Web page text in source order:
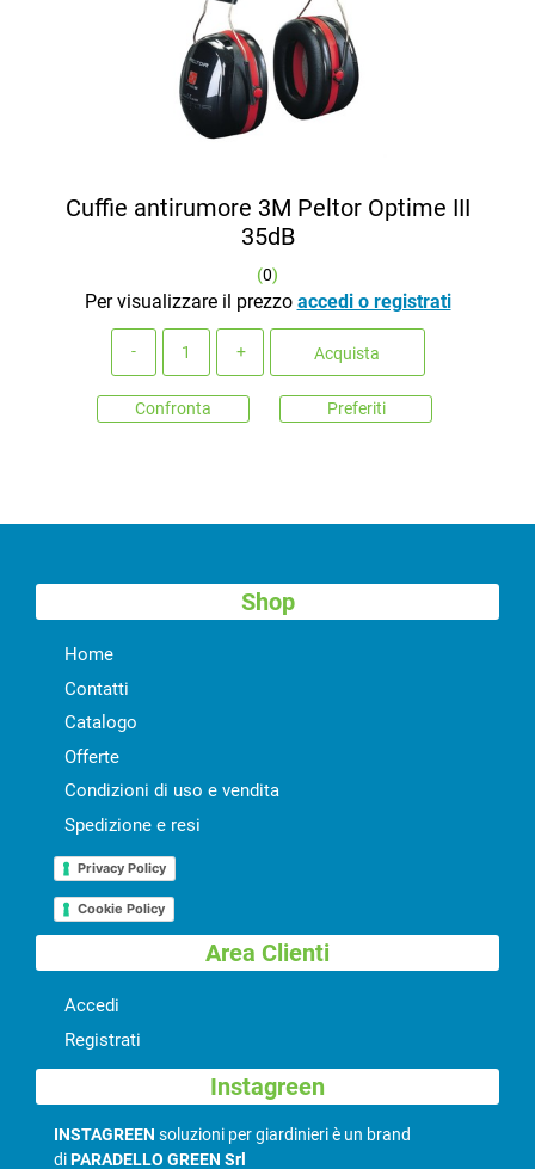
Cuffie antirumore 3M Peltor Optime III
35dB
(0)
Per visualizzare il prezzo accedi o registrati
Acquista
Confronta Preferiti
Shop
Home
Contatti
Catalogo
Offerte
Condizioni di uso e vendita
Spedizione e resi
Privacy Policy
Cookie Policy
Area Clienti
Accedi
Registrati
Instagreen
INSTAGREEN soluzioni per giardinieri è un brand
diPARADELLO GREEN Srl